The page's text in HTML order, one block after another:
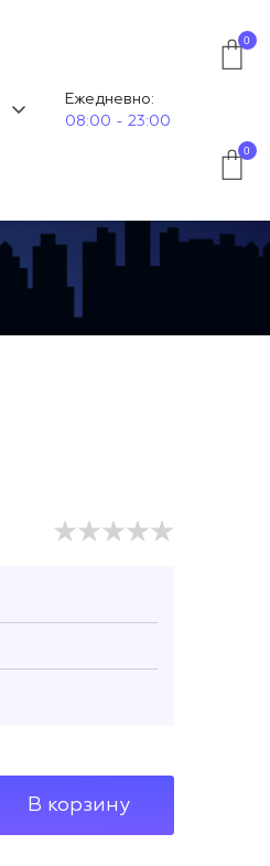
Ежедневно:
08:00 - 23:00
0
0
В корзину